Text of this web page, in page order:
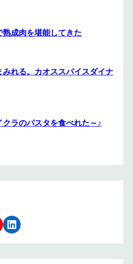
成肉を堪能してきた
れる。カオススパイスダイナ
ラのパスタを食べれた～♪
LinkedIn